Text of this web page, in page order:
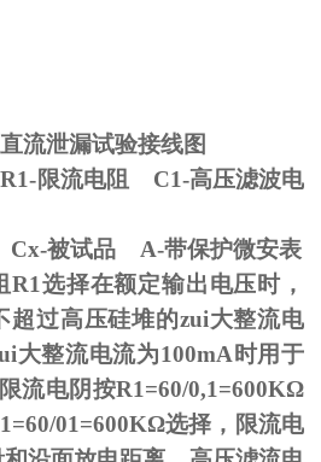
直流泄漏试验接线图
R1-限流电阻 C1-高压滤波电
Cx-被试品 A-带保护微安表
R1选择在额定输出电压时，
超过高压硅堆的zui大整流电
大整流电流为100mA 时用于
流电阴按R1=60/0,1=600KΩ
01=600KΩ选择，限流电